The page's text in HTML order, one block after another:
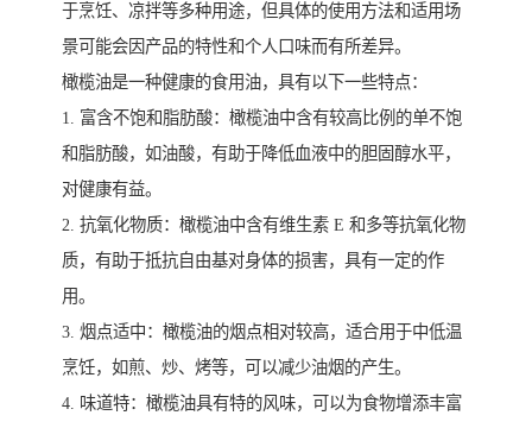
于烹饪、凉拌等多种用途，但具体的使用方法和适用场
景可能会因产品的特性和个人口味而有所差异。
橄榄油是一种健康的食用油，具有以下一些特点：
1. 富含不饱和脂肪酸：橄榄油中含有较高比例的单不饱
和脂肪酸，如油酸，有助于降低血液中的胆固醇水平，
对健康有益。
2. 抗氧化物质：橄榄油中含有维生素 E 和多等抗氧化物
质，有助于抵抗自由基对身体的损害，具有一定的作
用。
3. 烟点适中：橄榄油的烟点相对较高，适合用于中低温
烹饪，如煎、炒、烤等，可以减少油烟的产生。
4. 味道特：橄榄油具有特的风味，可以为食物增添丰富